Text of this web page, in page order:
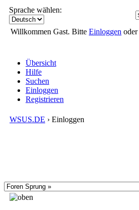
Sprache wählen:
Willkommen Gast. Bitte Einloggen oder
Übersicht
Hilfe
Suchen
Einloggen
Registrieren
WSUS.DE › Einloggen